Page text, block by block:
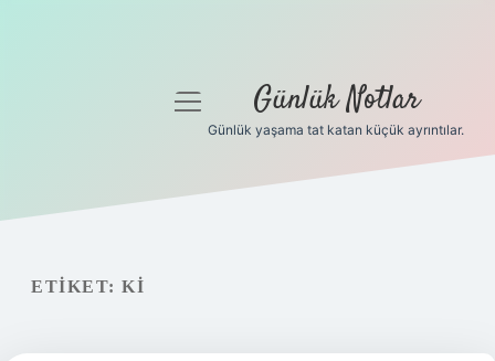
Gizlilik Politikası
menüyü
Günlük Notlar
Günlük yaşama tat katan küçük ayrıntılar.
ETIKET: KI